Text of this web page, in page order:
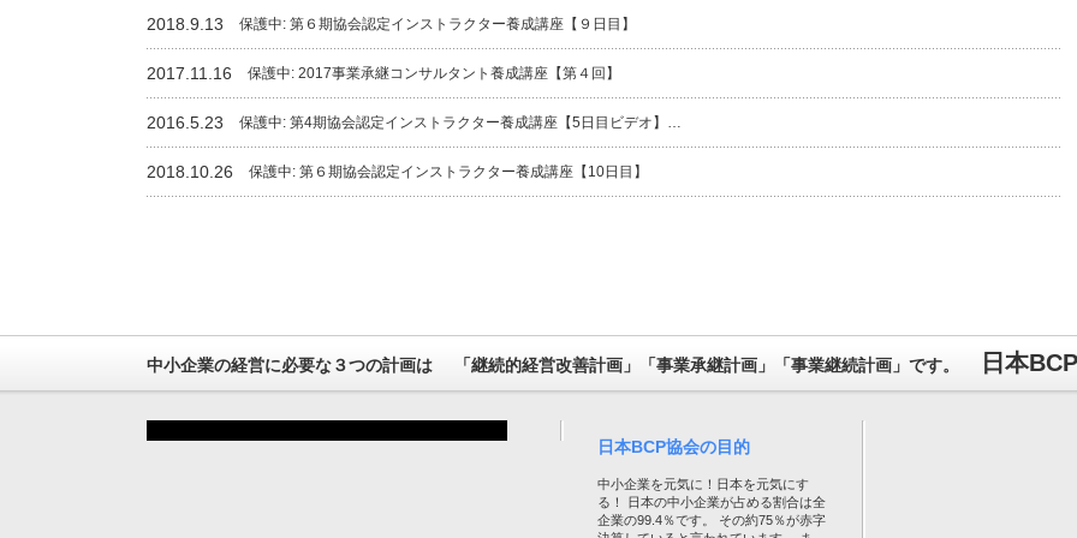
2018.9.13 保護中: 第６期協会認定インストラクター養成講座【９日目】
2017.11.16 保護中: 2017事業承継コンサルタント養成講座【第４回】
2016.5.23 保護中: 第4期協会認定インストラクター養成講座【5日目ビデオ】…
2018.10.26 保護中: 第６期協会認定インストラクター養成講座【10日目】
中小企業の経営に必要な３つの計画は 「継続的経営改善計画」「事業承継計画」「事業継続計画」です。 日本
日本BCP協会の目的
中小企業を元気に！日本を元気にす
る！ 日本の中小企業が占める割合は全
企業の99.4％です。 その約75％が赤字